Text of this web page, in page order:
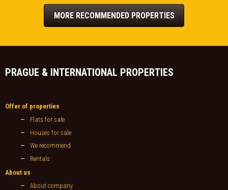
MORE RECOMMENDED PROPERTIES
PRAGUE & INTERNATIONAL PROPERTIES
Offer of properties
Flats for sale
Houses for sale
We recommend
Rentals
About us
About company